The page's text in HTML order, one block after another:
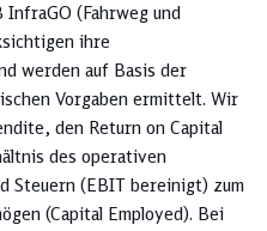
(Fahrweg und
ihre
werden auf Basis der
Vorgaben ermittelt. Wir
den Return on Capital
des operativen
Steuern (EBIT bereinigt) zum
(Capital Employed). Bei